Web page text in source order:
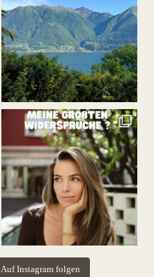
Auf Instagram folgen